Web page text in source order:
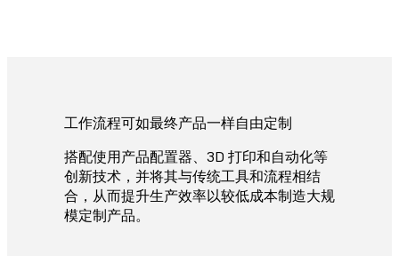
工作流程可如最终产品一样自由定制
搭配使用产品配置器、3D 打印和自动化等
创新技术，并将其与传统工具和流程相结
合，从而提升生产效率以较低成本制造大规
模定制产品。